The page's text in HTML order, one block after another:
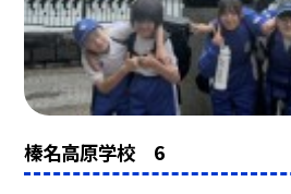
榛名高原学校 6